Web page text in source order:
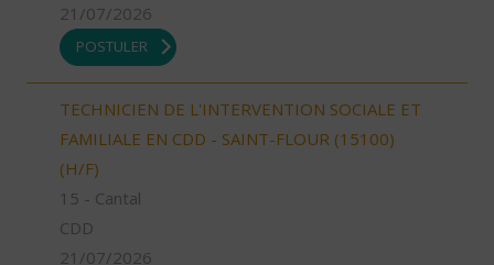
21/07/2026
POSTULER
TECHNICIEN DE L'INTERVENTION SOCIALE ET
FAMILIALE EN CDD - SAINT-FLOUR (15100)
(H/F)
15 - Cantal
CDD
21/07/2026